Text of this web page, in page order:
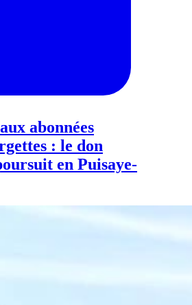
abonnées
: le don
en Puisaye-